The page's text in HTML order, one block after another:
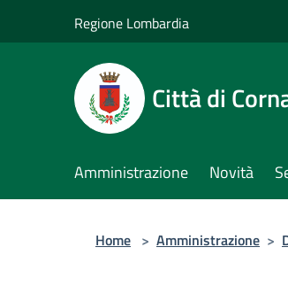
Regione Lombardia
Città di
Amministrazione Novità
Home > Amministrazione >